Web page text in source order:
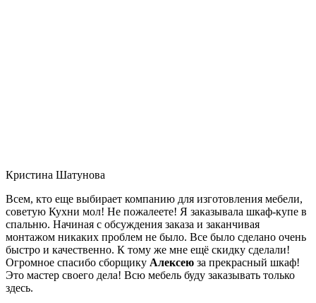
Кристина Шатунова
Всем, кто еще выбирает компанию для изготовления мебели,
советую Кухни мол! Не пожалеете! Я заказывала шкаф-купе в
спальню. Начиная с обсуждения заказа и заканчивая
монтажом никаких проблем не было. Все было сделано очень
быстро и качественно. К тому же мне ещё скидку сделали!
Огромное спасибо сборщику Алексею за прекрасный шкаф!
Это мастер своего дела! Всю мебель буду заказывать только
здесь.